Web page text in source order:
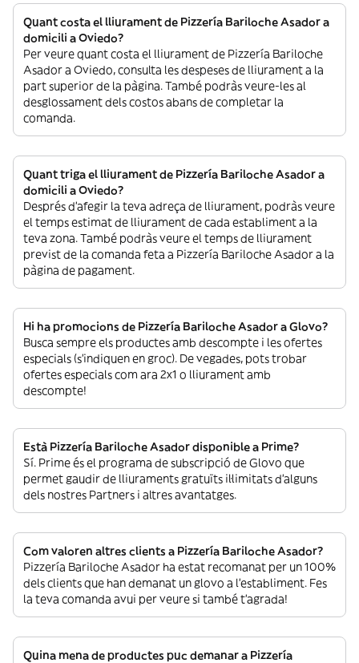
Quant costa el lliurament de Pizzería Bariloche Asador a
domicili a Oviedo?
Per veure quant costa el lliurament de Pizzería Bariloche
Asador a Oviedo, consulta les despeses de lliurament a la
part superior de la pàgina. També podràs veure-les al
desglossament dels costos abans de completar la
comanda.
Quant triga el lliurament de Pizzería Bariloche Asador a
domicili a Oviedo?
Després d’afegir la teva adreça de lliurament, podràs veure
el temps estimat de lliurament de cada establiment a la
teva zona. També podràs veure el temps de lliurament
previst de la comanda feta a Pizzería Bariloche Asador a la
pàgina de pagament.
Hi ha promocions de Pizzería Bariloche Asador a Glovo?
Busca sempre els productes amb descompte i les ofertes
especials (s’indiquen en groc). De vegades, pots trobar
ofertes especials com ara 2x1 o lliurament amb
descompte!
Està Pizzería Bariloche Asador disponible a Prime?
Sí. Prime és el programa de subscripció de Glovo que
permet gaudir de lliuraments gratuïts il·limitats d’alguns
dels nostres Partners i altres avantatges.
Com valoren altres clients a Pizzería Bariloche Asador?
Pizzería Bariloche Asador ha estat recomanat per un 100%
dels clients que han demanat un glovo a l’establiment. Fes
la teva comanda avui per veure si també t’agrada!
Quina mena de productes puc demanar a Pizzería